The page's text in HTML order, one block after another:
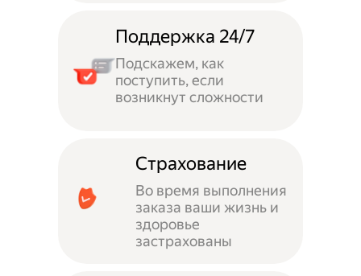
Поддержка 24/7
Подскажем, как
поступить, если
возникнут сложности
Страхование
Во время выполнения
заказа ваши жизнь и
здоровье
застрахованы